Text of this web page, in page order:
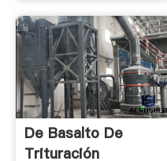
De Basalto De
Trituración